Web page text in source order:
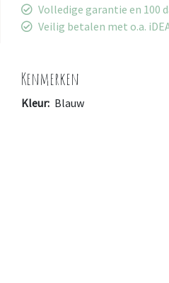
Volledige garantie en 100
Veilig betalen met o.a.
Kenmerken
Kleur: Blauw